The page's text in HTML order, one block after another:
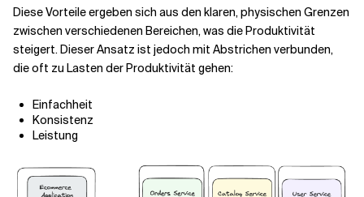
Verwandte Themen
Diese Vorteile ergeben sich aus den klaren, physischen Grenzen
zwischen verschiedenen Bereichen, was die Produktivität
steigert. Dieser Ansatz ist jedoch mit Abstrichen verbunden,
die oft zu Lasten der Produktivität gehen:
Einfachheit
Konsistenz
Leistung